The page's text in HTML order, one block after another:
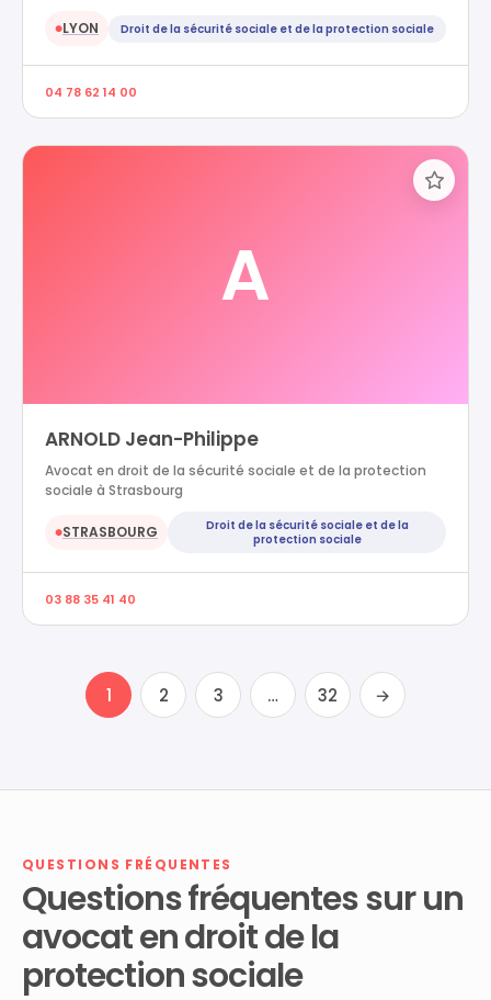
●LYON Droit de la sécurité sociale et de la protection sociale
04 78 62 14 00
A
ARNOLD Jean-Philippe
Avocat en droit de la sécurité sociale et de la protection
sociale à Strasbourg
●STRASBOURG
Droit de la sécurité sociale et de la
protection sociale
03 88 35 41 40
1 2 3 … 32 →
QUESTIONS FRÉQUENTES
Questions fréquentes sur un
avocat en droit de la
protection sociale